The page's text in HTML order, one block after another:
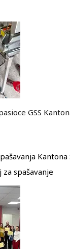
GSS
spašavanje